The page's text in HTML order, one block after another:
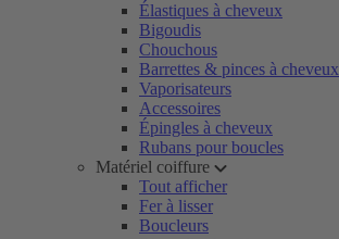
Élastiques à cheveux
Bigoudis
Chouchous
Barrettes & pinces à cheveux
Vaporisateurs
Accessoires
Épingles à cheveux
Rubans pour boucles
Matériel coiffure
Tout afficher
Fer à lisser
Boucleurs